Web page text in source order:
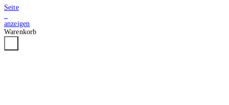
Seite
anzeigen
Warenkorb